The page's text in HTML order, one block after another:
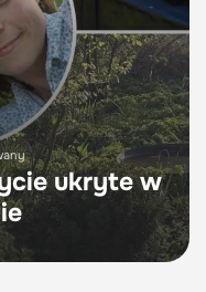
ukryte w